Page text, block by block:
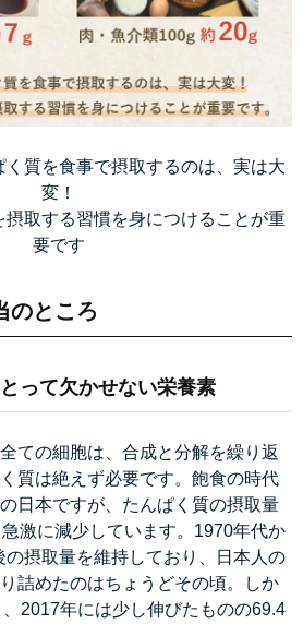
く質を食事で摂取するのは、実は大
変！
取する習慣を身につけることが重
要です
のところ
って欠かせない栄養素
ての細胞は、合成と分解を繰り返
質は絶えず必要です。飽食の時代
日本ですが、たんぱく質の摂取量
激に減少しています。1970年代か
の摂取量を維持しており、日本人の
詰めたのはちょうどその頃。しか
2017年には少し伸びたものの69.4